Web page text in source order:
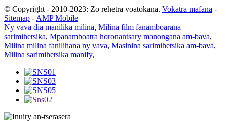
© Copyright - 2010-2023: Zo rehetra voatokana. Vokatra mafana -
Sitemap - AMP Mobile
Ny vava dia manilika milina, Milina film fanamboarana
sarimihetsika, Mpanamboatra horonantsary manongana am-bava,
Milina milina fanilihana ny vava, Masinina sarimihetsika am-bava,
Milina sarimihetsika manify,